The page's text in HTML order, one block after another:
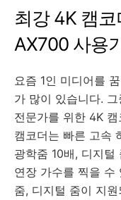
최강 4K 캠
AX700 사용
요즘 1인 미디어를
가 많이 있습니다.
전문가를 위한 4K
캠코더는 빠른 고속
광학줌 10배, 디지털
연장 가수를 찍을 수
줌, 디지털 줌이 지